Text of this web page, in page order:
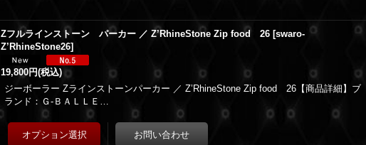
Zフルラインストーン パーカー ／ Z’RhineStone Zip food 26 [swaro-
Z’RhineStone26]
19,800円(税込)
ジーボーラー Zラインストーンパーカー ／ Z’RhineStone Zip food 26【商品詳細】ブ
ランド：Ｇ-ＢＡＬＬＥ…